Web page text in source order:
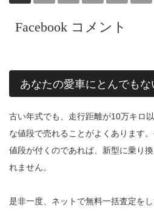
Facebook コメント
あなたの愛車にとんでもな
古い年式でも、走行距離が10万キロ
な値段で売れることがよくあります
値段が付くのであれば、新型に乗り
れません。
是非一度、ネットで無料一括査定を